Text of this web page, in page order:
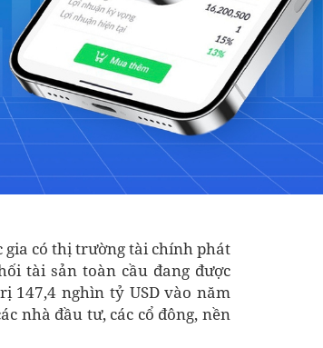
gia có thị trường tài chính phát
tài sản toàn cầu đang được
147,4 nghìn tỷ USD vào năm
nhà đầu tư, các cổ đông, nền